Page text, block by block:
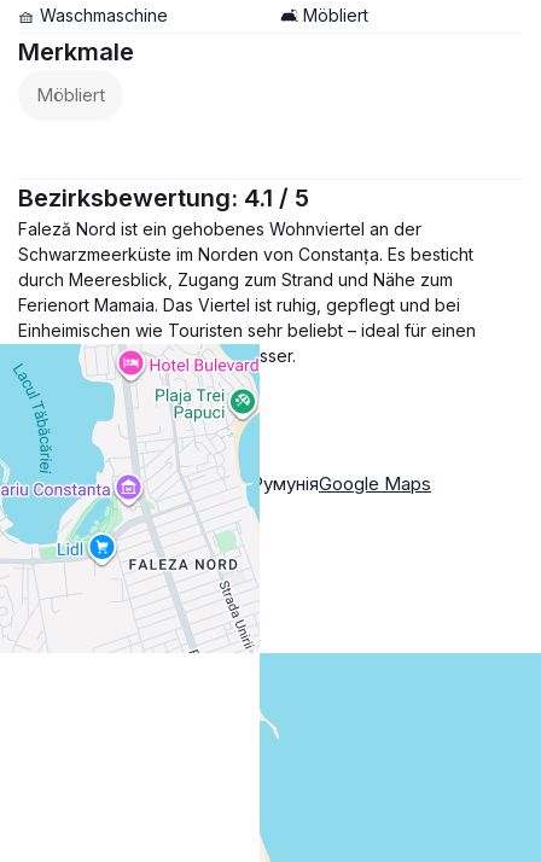
• Umgebung: Meer, Einkaufsmöglichkeiten, Schulen
• Parkplatz: Gemeinschaftsparkplatz
🧺 Waschmaschine 🛋️ Möbliert
Merkmale
Möbliert
Bezirksbewertung: 4.1 / 5
Faleză Nord ist ein gehobenes Wohnviertel an der
Schwarzmeerküste im Norden von Constanța. Es besticht
durch Meeresblick, Zugang zum Strand und Nähe zum
Ferienort Mamaia. Das Viertel ist ruhig, gepflegt und bei
Einheimischen wie Touristen sehr beliebt – ideal für einen
entspannten Lebensstil am Wasser.
Mehr Anzeigen
Standort
Strada Libertății, Constanța, РумуніяGoogle Maps